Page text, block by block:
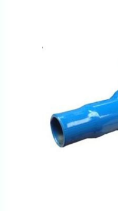
Купить как физ. лицо
Купить как юр. лицо
Перечислите
и укажите какую
получить. Мы
Запросить КП